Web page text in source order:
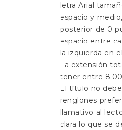
letra Arial
espacio y
posterior de 0
espacio entre
la izquierda en
La extensión
tener entre
El título no
renglones
llamativo al
clara lo que se